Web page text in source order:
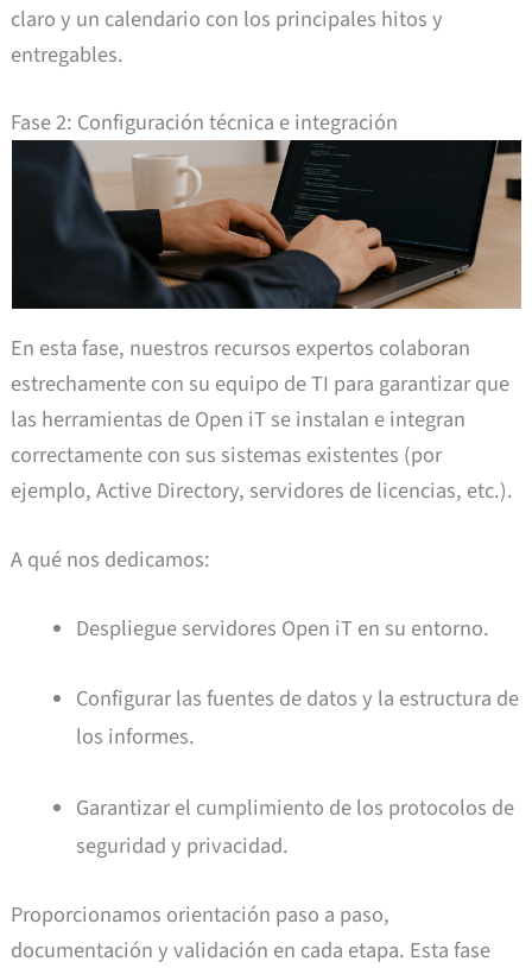
claro y un calendario con los principales hitos y
entregables.
Fase 2: Configuración técnica e integración
En esta fase, nuestros recursos expertos colaboran
estrechamente con su equipo de TI para garantizar que
las herramientas de Open iT se instalan e integran
correctamente con sus sistemas existentes (por
ejemplo, Active Directory, servidores de licencias, etc.).
A qué nos dedicamos:
Despliegue servidores Open iT en su entorno.
Configurar las fuentes de datos y la estructura de
los informes.
Garantizar el cumplimiento de los protocolos de
seguridad y privacidad.
Proporcionamos orientación paso a paso,
documentación y validación en cada etapa. Esta fase